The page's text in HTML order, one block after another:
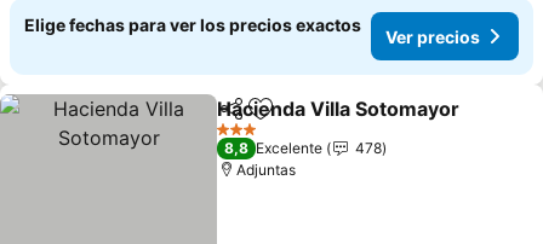
Elige fechas para ver los precios exactos
Ver precios
CompartirAgregar a favoritos
Hacienda Villa Sotomayor
3 Estrellas
8,8 Excelente
478
Adjuntas